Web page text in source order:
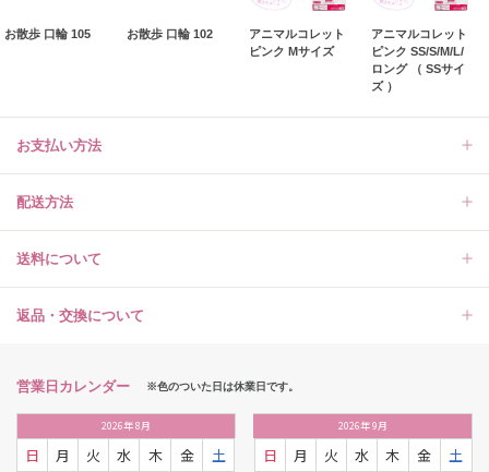
お散歩 口輪 105 お散歩 口輪 102
アニマルコレット
ピンク Mサイズ
アニマルコレット
ピンク SS/S/M/L/
ロング （ SSサイ
ズ ）
お支払い方法
配送方法
送料について
返品・交換について
営業日カレンダー ※色のついた日は休業日です。
2026年8月
日 月 火 水 木 金
土
2026年9月
日 月 火 水 木 金
土